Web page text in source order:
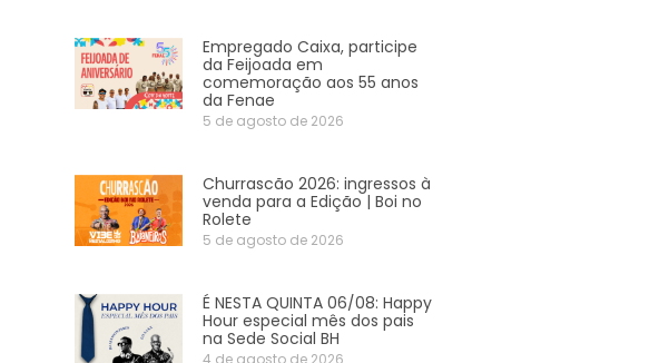
Empregado Caixa, participe
da Feijoada em
comemoração aos 55 anos
da Fenae
5 de agosto de 2026
Churrascão 2026: ingressos à
venda para a Edição | Boi no
Rolete
5 de agosto de 2026
É NESTA QUINTA 06/08: Happy
Hour especial mês dos pais
na Sede Social BH